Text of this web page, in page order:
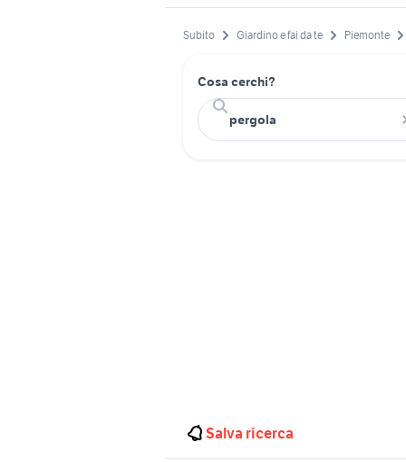
Subito Giardino e fai da te Piemonte
Cosa cerchi?
Salva ricerca